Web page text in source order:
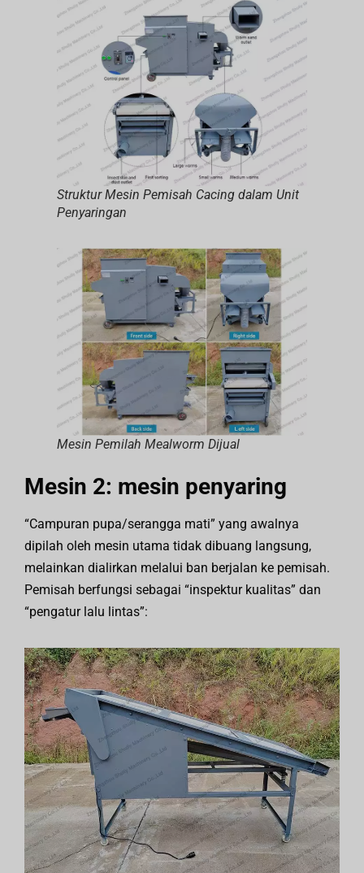
Struktur Mesin Pemisah Cacing dalam Unit
Penyaringan
Mesin Pemilah Mealworm Dijual
Mesin 2: mesin penyaring
“Campuran pupa/serangga mati” yang awalnya
dipilah oleh mesin utama tidak dibuang langsung,
melainkan dialirkan melalui ban berjalan ke pemisah.
Pemisah berfungsi sebagai “inspektur kualitas” dan
“pengatur lalu lintas”: